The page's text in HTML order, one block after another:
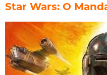
Star Wars: O